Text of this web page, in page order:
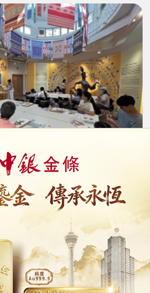
19081